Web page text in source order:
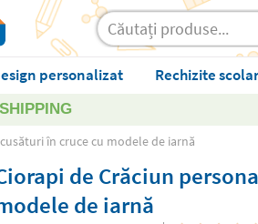
personalizat Rechizite
în cruce cu modele de iarnă
de Crăciun
de iarnă